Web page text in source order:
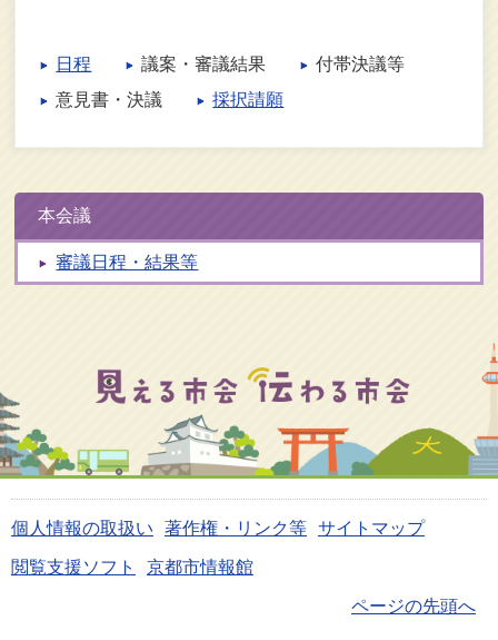
日程 議案・審議結果
付帯決議等
意見書・決議
採択請願
本会議
審議日程・結果等
個人情報の取扱い 著作権・リンク等 サイトマップ
閲覧支援ソフト 京都市情報館
ページの先頭へ